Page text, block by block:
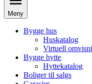
Meny
Bygge hus
Huskatalog
Virtuell
Bygge hytte
Hyttekatalog
Boliger til salgs